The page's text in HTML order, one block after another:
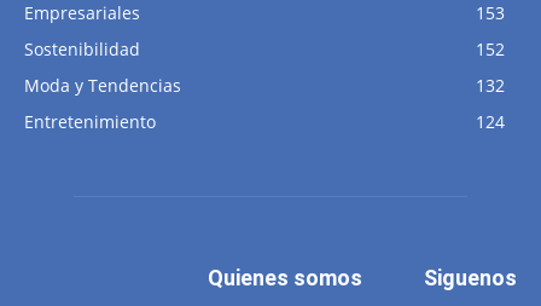
Empresariales
153
Sostenibilidad
152
Moda y Tendencias
132
Entretenimiento
124
Quienes somos Siguenos